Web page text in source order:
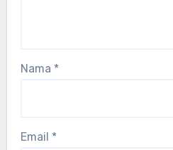
Nama *
Email *